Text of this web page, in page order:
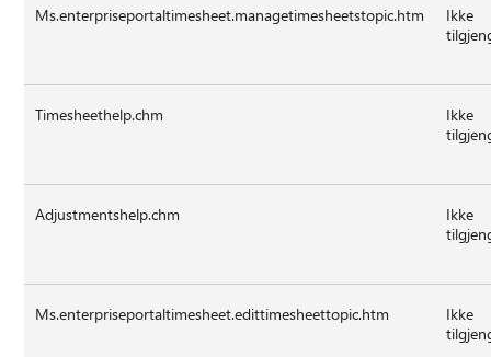
Ms.enterpriseportaltimesheet.managetimesheetstopic.htm
Ikke
Timesheethelp.chm
Ikke
Adjustmentshelp.chm
Ikke
Ms.enterpriseportaltimesheet.edittimesheettopic.htm
Ikke